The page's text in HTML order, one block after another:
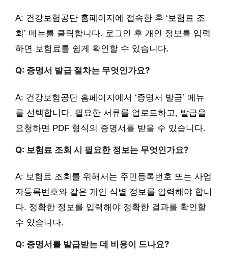
A: 건강보험공단 홈페이지에 접속한 후 ‘보험료 조
회’ 메뉴를 클릭합니다. 로그인 후 개인 정보를 입력
하면 보험료를 쉽게 확인할 수 있습니다.
Q: 증명서 발급 절차는 무엇인가요?
A: 건강보험공단 홈페이지에서 ‘증명서 발급’ 메뉴
를 선택합니다. 필요한 서류를 업로드하고, 발급을
요청하면 PDF 형식의 증명서를 받을 수 있습니다.
Q: 보험료 조회 시 필요한 정보는 무엇인가요?
A: 보험료 조회를 위해서는 주민등록번호 또는 사업
자등록번호와 같은 개인 식별 정보를 입력해야 합니
다. 정확한 정보를 입력해야 정확한 결과를 확인할
수 있습니다.
Q: 증명서를 발급받는 데 비용이 드나요?